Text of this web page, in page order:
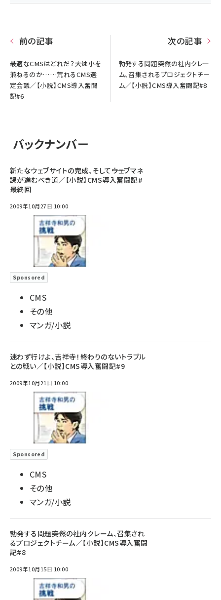
前の記事
最適なCMSはどれだ？――大は小を
兼ねるのか……荒れるCMS選
定会議／【小説】CMS導入奮闘
記#6
次の記事
勃発する問題――突然の社内クレー
ム、召集されるプロジェクトチー
ム／【小説】CMS導入奮闘記#8
バックナンバー
新たなウェブサイトの完成、そして――ウェブマネ
課が進むべき道／【小説】CMS導入奮闘記#
最終回
2009年10月27日 10:00
Sponsored
CMS
その他
マンガ/小説
迷わず行けよ、吉祥寺！――終わりのないトラブル
との戦い／【小説】CMS導入奮闘記#9
2009年10月21日 10:00
Sponsored
CMS
その他
マンガ/小説
勃発する問題――突然の社内クレーム、召集され
るプロジェクトチーム／【小説】CMS導入奮闘
記#8
2009年10月15日 10:00